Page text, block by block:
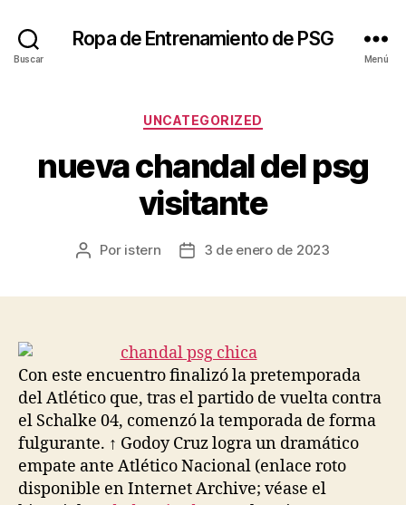
Buscar
Ropa de Entrenamiento de PSG
Menú
Categorías
UNCATEGORIZED
nueva chandal del psg
visitante
Autor
Por istern
Fecha3 de enero de 2023
Con este encuentro finalizó la pretemporada
del Atlético que, tras el partido de vuelta contra
el Schalke 04, comenzó la temporada de forma
fulgurante. ↑ Godoy Cruz logra un dramático
empate ante Atlético Nacional (enlace roto
disponible en Internet Archive; véase el